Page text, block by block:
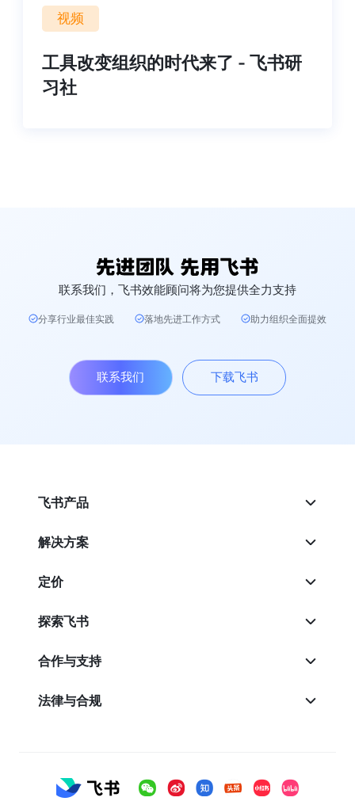
视频
工具改变组织的时代来了 - 飞书研
习社
联系我们，飞书效能顾问将为您提供全力支持
分享行业最佳实践 落地先进工作方式 助力组织全面提效
联系我们 下载飞书
飞书产品
解决方案
定价
探索飞书
合作与支持
法律与合规